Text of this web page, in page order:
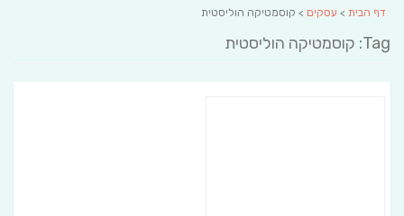
דף הבית > עסקים > קוסמטיקה הוליסטית
Tag: קוסמטיקה הוליסטית